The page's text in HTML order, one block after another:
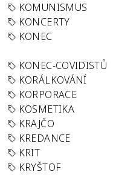
KOMUNISMUS
KONCERTY
KONEC
KONEC-COVIDISTŮ
KORÁLKOVÁNÍ
KORPORACE
KOSMETIKA
KRAJČO
KREDANCE
KRIT
KRYŠTOF